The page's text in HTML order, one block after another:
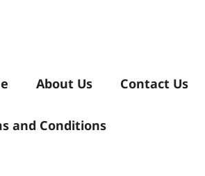
About Us Contact Us
and Conditions